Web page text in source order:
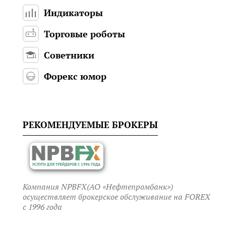
Индикаторы
Торговые роботы
Советники
Форекс юмор
РЕКОМЕНДУЕМЫЕ БРОКЕРЫ
Компания NPBFX(АО «Нефтепромбанк»)
осуществляет брокерское обслуживание на FOREX
c 1996 года